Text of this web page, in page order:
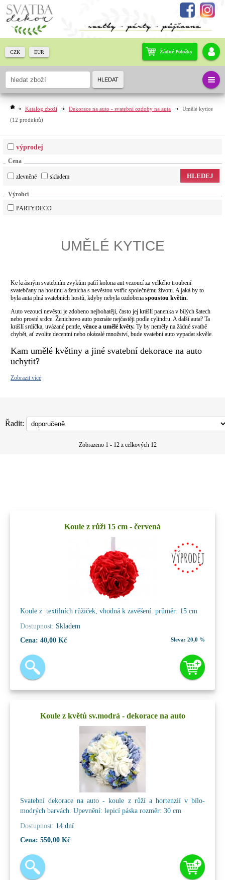
Katalog zboží Dekorace na auto - svatební ozdoby na auta
Umělé kytice
(12 produktů)
výprodej
Cena
zlevněné skladem HLEDEJ
Výrobci
PARTYDECO
UMĚLÉ KYTICE
Ke krásným svatebním zvykům patří kolona aut vezoucí za velkého troubení
svatebčany na hostinu a ženicha s nevěstou vstříc společnému životu. A jaká by to
byla auta plná svatebních hostů, kdyby nebyla ozdobena spoustou květin.
Auto vezoucí nevěstu je zdobeno nejbohatěji, často jej krášlí panenka v bílých šatech
nebo prosté srdce. Ženichovo auto poznáte nejčastěji podle cylindru. A další auta? Ta
krášlí srdíčka, uvázané pentle, věnce a umělé květy. Ty by neměly na žádné svatbě
chybět, ať zvolíte decentní nebo okázalé množství, bude svatební auto vypadat skvěle.
Kam umělé květiny a jiné svatební dekorace na auto
uchytit?
Zobrazit více
Řadit:
Zobrazeno 1 - 12 z celkových 12
Koule z růží 15 cm - červená
Koule z textilních růžiček, vhodná k zavěšení. průměr: 15 cm
Dostupnost: Skladem
Cena: 40,00 Kč Sleva: 20,0 %
Koule z květů sv.modrá - dekorace na auto
Svatební dekorace na auto - koule z růží a hortenzií v bílo-
modrých barvách. Upevnění: lepicí páska rozměr: 30 cm
Dostupnost: 14 dní
Cena: 550,00 Kč
Žádné Položky
CZK EUR
HLEDAT